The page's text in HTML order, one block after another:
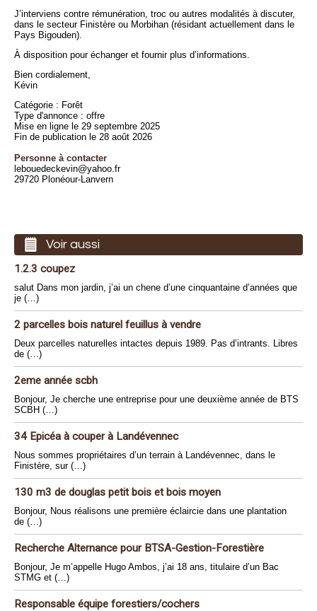
J’interviens contre rémunération, troc ou autres modalités à discuter,
dans le secteur Finistère ou Morbihan (résidant actuellement dans le
Pays Bigouden).
À disposition pour échanger et fournir plus d’informations.
Bien cordialement,
Kévin
Catégorie : Forêt
Type d'annonce : offre
Mise en ligne le 29 septembre 2025
Fin de publication le 28 août 2026
Personne à contacter
lebouedeckevin@yahoo.fr
29720 Plonéour-Lanvern
Voir aussi
1.2.3 coupez
salut Dans mon jardin, j’ai un chene d’une cinquantaine d’années que
je (…)
2 parcelles bois naturel feuillus à vendre
Deux parcelles naturelles intactes depuis 1989. Pas d’intrants. Libres
de (…)
2eme année scbh
Bonjour, Je cherche une entreprise pour une deuxième année de BTS
SCBH (…)
34 Epicéa à couper à Landévennec
Nous sommes propriétaires d’un terrain à Landévennec, dans le
Finistère, sur (…)
130 m3 de douglas petit bois et bois moyen
Bonjour, Nous réalisons une première éclaircie dans une plantation
de (…)
Recherche Alternance pour BTSA-Gestion-Forestière
Bonjour, Je m’appelle Hugo Ambos, j’ai 18 ans, titulaire d’un Bac
STMG et (…)
Responsable équipe forestiers/cochers